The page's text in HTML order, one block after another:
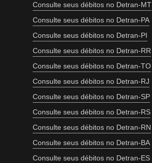
Consulte seus débitos no Detran-MT
Consulte seus débitos no Detran-PA
Consulte seus débitos no Detran-PI
Consulte seus débitos no Detran-RR
Consulte seus débitos no Detran-TO
Consulte seus débitos no Detran-RJ
Consulte seus débitos no Detran-SP
Consulte seus débitos no Detran-RS
Consulte seus débitos no Detran-RN
Consulte seus débitos no Detran-BA
Consulte seus débitos no Detran-ES